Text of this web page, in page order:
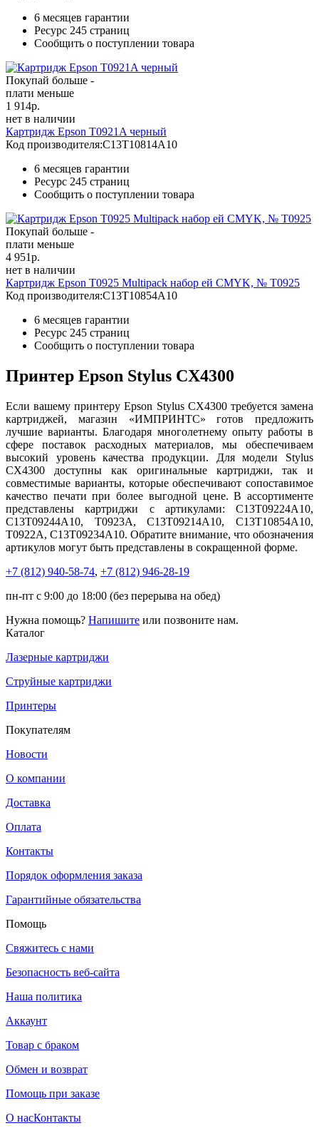
6 месяцев гарантии
Ресурс 245 страниц
Сообщить о поступлении товара
Покупай больше -
плати меньше
1 914р.
нет в наличии
Картридж Epson T0921A черный
Код производителя:C13T10814A10
6 месяцев гарантии
Ресурс 245 страниц
Сообщить о поступлении товара
Покупай больше -
плати меньше
4 951р.
нет в наличии
Картридж Epson T0925 Multipack набор ей CMYK, № T0925
Код производителя:C13T10854A10
6 месяцев гарантии
Ресурс 245 страниц
Сообщить о поступлении товара
Принтер Epson Stylus CX4300
Если вашему принтеру Epson Stylus CX4300 требуется замена
картриджей, магазин «ИМПРИНТС» готов предложить
лучшие варианты. Благодаря многолетнему опыту работы в
сфере поставок расходных материалов, мы обеспечиваем
высокий уровень качества продукции. Для модели Stylus
CX4300 доступны как оригинальные картриджи, так и
совместимые варианты, которые обеспечивают сопоставимое
качество печати при более выгодной цене. В ассортименте
представлены картриджи с артикулами: C13T09224A10,
C13T09244A10, T0923A, C13T09214A10, C13T10854A10,
T0922A, C13T09234A10. Обратите внимание, что обозначения
артикулов могут быть представлены в сокращенной форме.
+7 (812) 940-58-74, +7 (812) 946-28-19
пн-пт с 9:00 до 18:00 (без перерыва на обед)
Нужна помощь? Напишите или позвоните нам.
Каталог
Лазерные картриджи
Струйные картриджи
Принтеры
Покупателям
Новости
О компании
Доставка
Оплата
Контакты
Порядок оформления заказа
Гарантийные обязательства
Помощь
Свяжитесь с нами
Безопасность веб-сайта
Наша политика
Аккаунт
Товар с браком
Обмен и возврат
Помощь при заказе
О насКонтакты